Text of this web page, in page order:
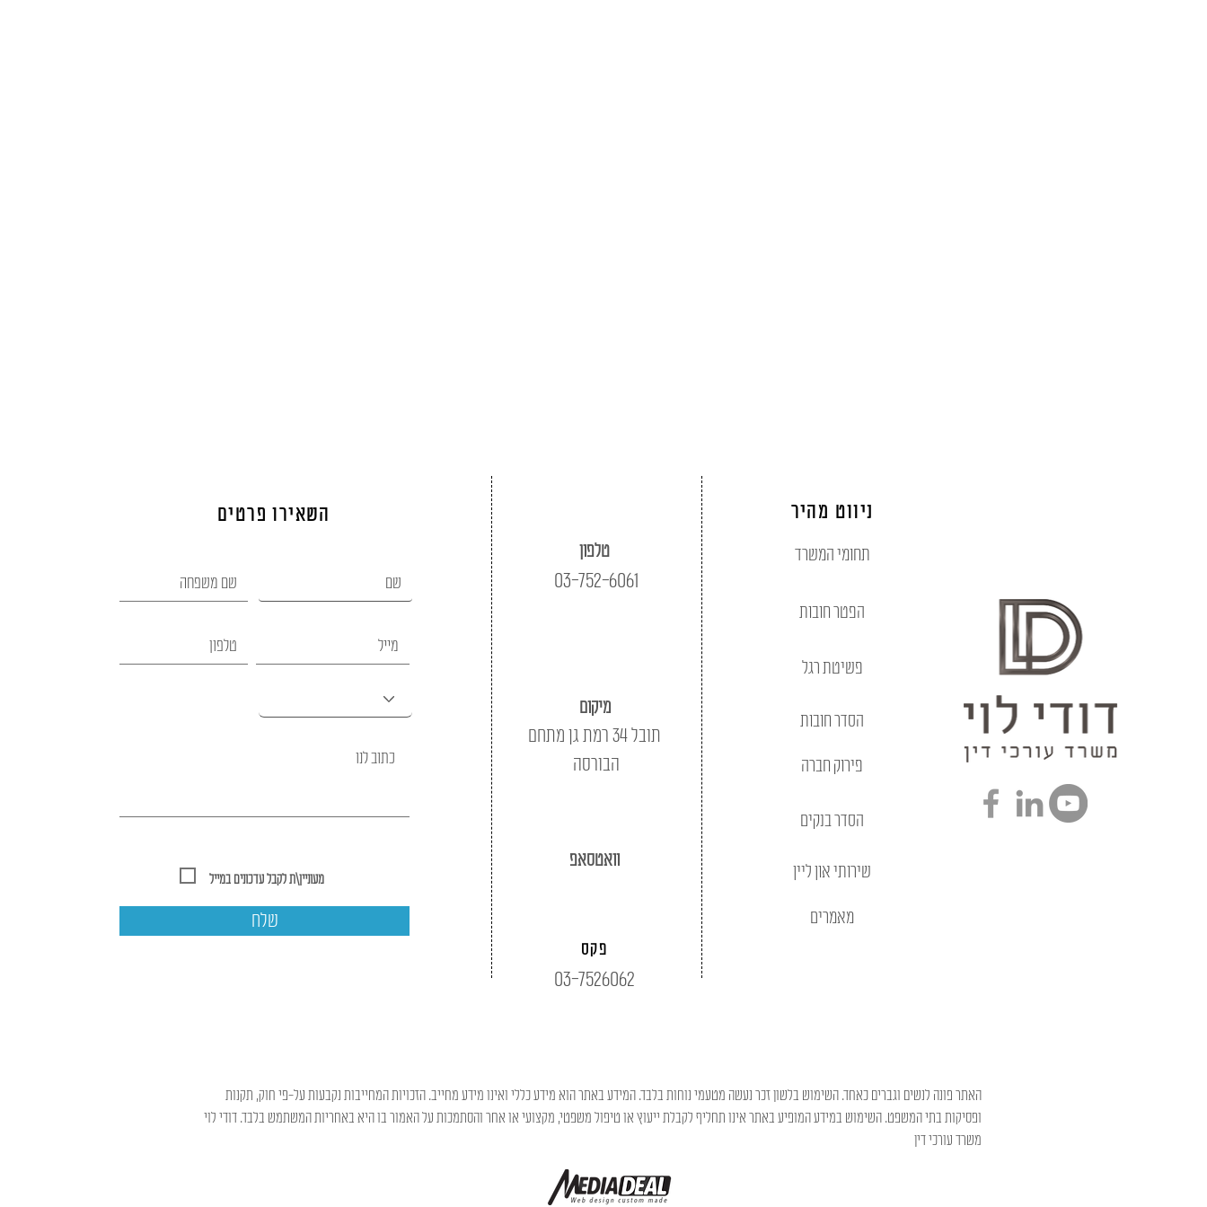
השאירו פרטים
שלח
טלפון
03-752-6061
מיקום
תובל 34 רמת גן מתחם
הבורסה
וואטסאפ
פקס
03-7526062
ניווט מהיר
תחומי המשרד
הפטר חובות
פשיטת רגל
הסדר חובות
פירוק חברה
הסדר בנקים
שירותי און ליין
מאמרים
האתר פונה לנשים וגברים כאחד. השימוש בלשון זכר נעשה מטעמי נוחות בלבד. המידע באתר הוא מידע כללי ואינו מידע מחייב. הזכויות המחייבות נקבעות על-פי חוק, תקנות
ופסיקות בתי המשפט. השימוש במידע המופיע באתר אינו תחליף לקבלת ייעוץ או טיפול משפטי, מקצועי או אחר והסתמכות על האמור בו היא באחריות המשתמש בלבד. דודי לוי
משרד עורכי דין